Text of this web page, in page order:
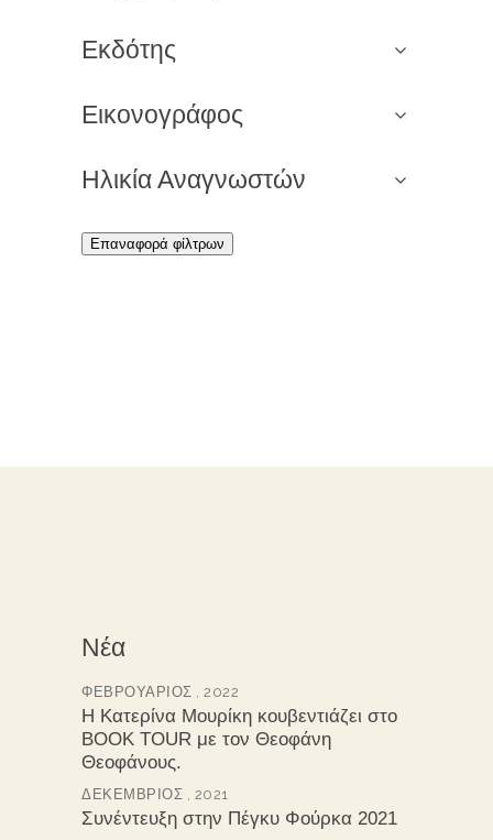
Εκδότης
Εικονογράφος
Ηλικία Αναγνωστών
Επαναφορά φίλτρων
Νέα
ΦΕΒΡΟΥΆΡΙΟΣ , 2022
Η Κατερίνα Μουρίκη κουβεντιάζει στο
BOOK TOUR με τον Θεοφάνη
Θεοφάνους.
ΔΕΚΈΜΒΡΙΟΣ , 2021
Συνέντευξη στην Πέγκυ Φούρκα 2021